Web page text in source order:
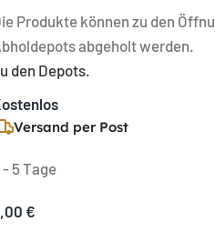
Produkte können zu den
abgeholt werden.
den Depots.
Versand per Post
- 5 Tage
€